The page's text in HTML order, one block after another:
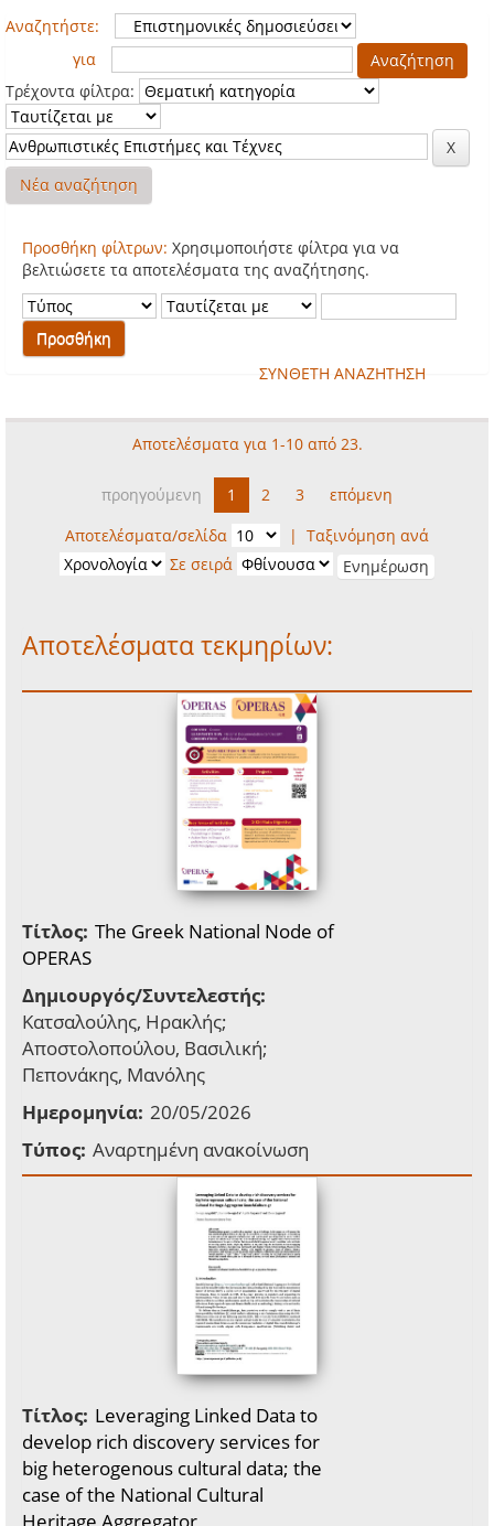
Αναζητήστε:
για
Τρέχοντα φίλτρα:
Νέα αναζήτηση
Προσθήκη φίλτρων: Χρησιμοποιήστε φίλτρα για να
βελτιώσετε τα αποτελέσματα της αναζήτησης.
ΣΥΝΘΕΤΗ ΑΝΑΖΗΤΗΣΗ
Αποτελέσματα για 1-10 από 23.
προηγούμενη 1 2 3
επόμενη
Αποτελέσματα/σελίδα
| Ταξινόμηση ανά
Σε σειρά
Αποτελέσματα τεκμηρίων:
Τίτλος: The Greek National Node of
OPERAS
Δημιουργός/Συντελεστής:
Κατσαλούλης, Ηρακλής;
Αποστολοπούλου, Βασιλική;
Πεπονάκης, Μανόλης
Ημερομηνία: 20/05/2026
Τύπος: Αναρτημένη ανακοίνωση
Τίτλος: Leveraging Linked Data to
develop rich discovery services for
big heterogenous cultural data; the
case of the National Cultural